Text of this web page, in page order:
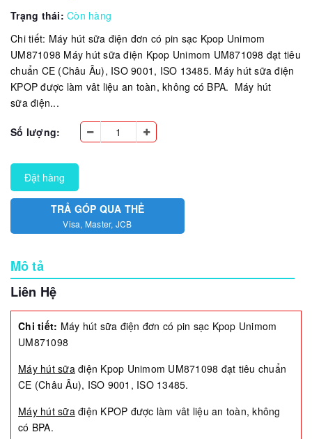
Trạng thái: Còn hàng
Chi tiết: Máy hút sữa điện đơn có pin sạc Kpop Unimom
UM871098 Máy hút sữa điện Kpop Unimom UM871098 đạt tiêu
chuẩn CE (Châu Âu), ISO 9001, ISO 13485. Máy hút sữa điện
KPOP được làm vât liệu an toàn, không có BPA. Máy hút
sữa điện...
Số lượng:
Đặt hàng
TRẢ GÓP QUA THẺ
Visa, Master, JCB
Mô tả
Liên Hệ
Chi tiết: Máy hút sữa điện đơn có pin sạc Kpop Unimom
UM871098
Máy hút sữađiện Kpop Unimom UM871098 đạt tiêu chuẩn
CE (Châu Âu), ISO 9001, ISO 13485.
Máy hút sữađiện KPOP được làm vât liệu an toàn, không
có BPA.